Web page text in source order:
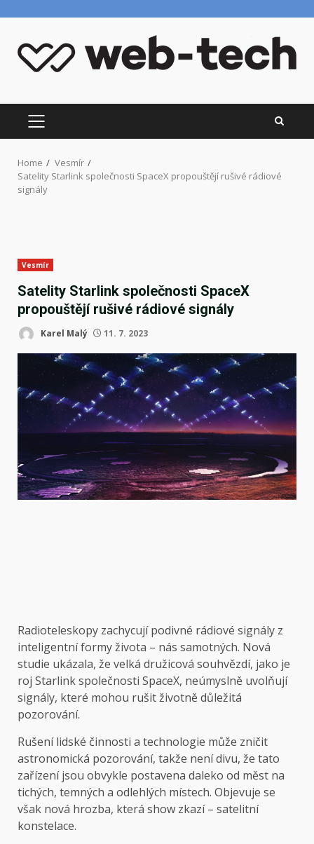
content
PRIMARY
MENU
Home
Vesmír
Satelity Starlink společnosti SpaceX propouštějí rušivé rádiové
signály
Vesmír
Satelity Starlink společnosti SpaceX
propouštějí rušivé rádiové signály
Karel Malý 11. 7. 2023
Radioteleskopy zachycují podivné rádiové signály z
inteligentní formy života – nás samotných. Nová
studie ukázala, že velká družicová souhvězdí, jako je
roj Starlink společnosti SpaceX, neúmyslně uvolňují
signály, které mohou rušit životně důležitá
pozorování.
Rušení lidské činnosti a technologie může zničit
astronomická pozorování, takže není divu, že tato
zařízení jsou obvykle postavena daleko od měst na
tichých, temných a odlehlých místech. Objevuje se
však nová hrozba, která show zkazí – satelitní
konstelace.